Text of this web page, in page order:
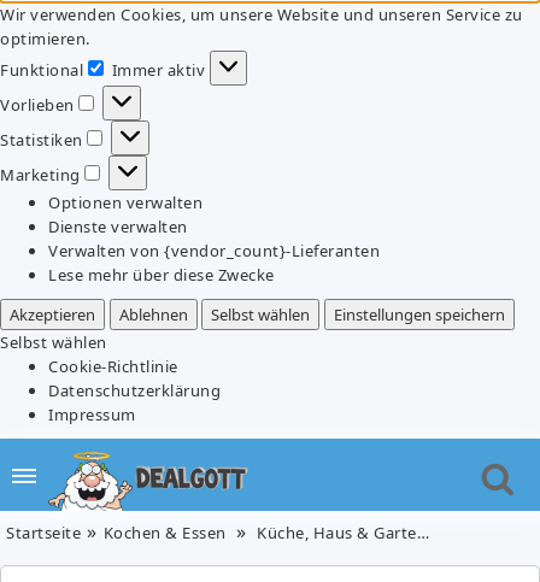
Wir verwenden Cookies, um unsere Website und unseren Service zu
optimieren.
Funktional
Funktional
Immer aktiv
Vorlieben
Vorlieben
Statistiken
Statistiken
Marketing
Marketing
Optionen verwalten
Dienste verwalten
Verwalten von {vendor_count}-Lieferanten
Lese mehr über diese Zwecke
Akzeptieren
Ablehnen Selbst wählen
Einstellungen speichern
Selbst wählen
Cookie-Richtlinie
Datenschutzerklärung
Impressum
Startseite Kochen & Essen Küche, Haus & Garten